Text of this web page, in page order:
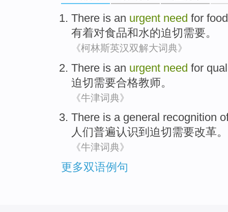
There is an urgent need for food
有着对食品和水的迫切需要。
《柯林斯英汉双解大词典》
There is an urgent need for
迫切需要合格教师。
《牛津词典》
There is a general recognition
人们普遍认识到 迫切 需要改革。
《牛津词典》
更多双语例句